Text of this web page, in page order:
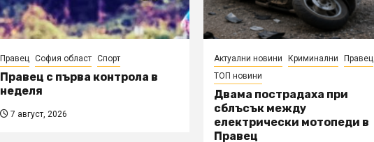
Правец София област Спорт
Правец с първа контрола в
неделя
7 август, 2026
Актуални новини Криминални
Правец
ТОП новини
Двама пострадаха при
сблъсък между
електрически мотопеди в
Правец